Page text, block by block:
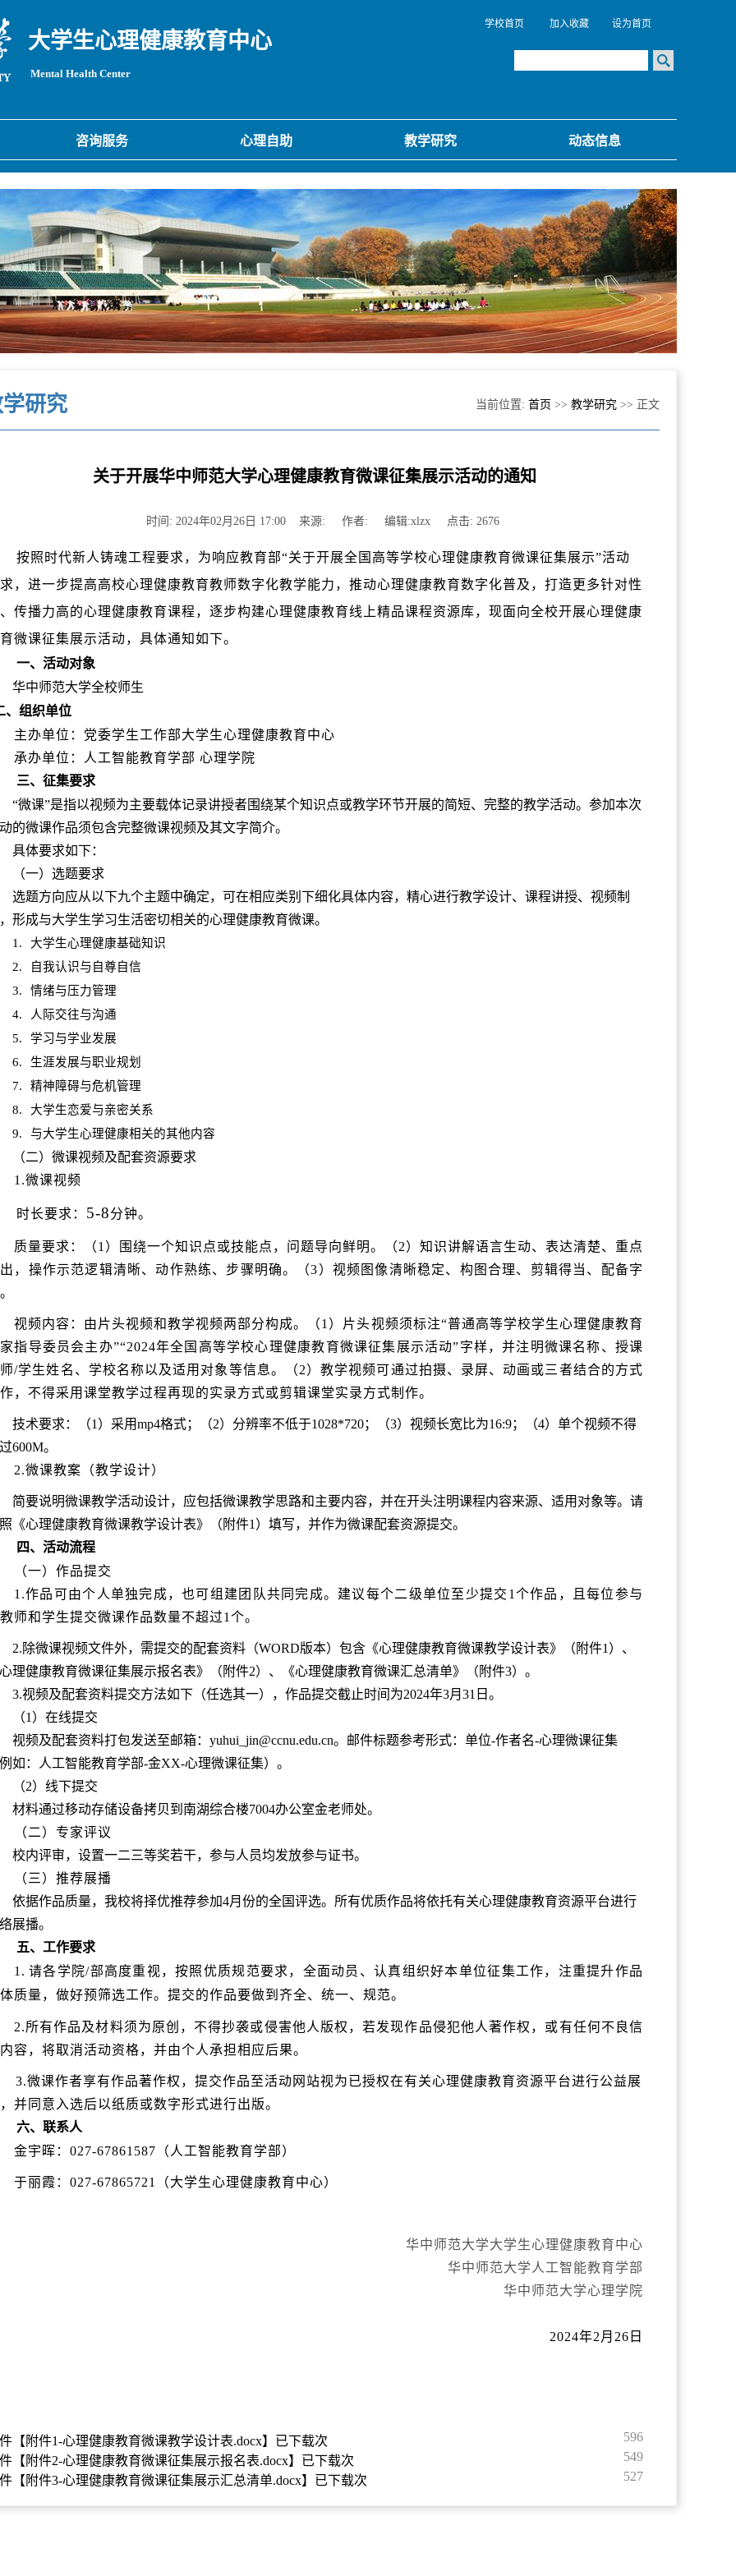
大学生心理健康教育中心
Mental Health Center
设为首页
加入收藏
学校首页
咨询服务 心理自助 教学研究 动态信息
研究 当前位置: 首页 >> 教学研究 >> 正文
关于开展华中师范大学心理健康教育微课征集展示活动的通知
时间: 2024年02月26日 17:00 来源: 作者: 编辑:xlzx 点击: 2676
按照时代新人铸魂工程要求，为响应教育部“关于开展全国高等学校心理健康教育微课征集展示”活动
，进一步提高高校心理健康教育教师数字化教学能力，推动心理健康教育数字化普及，打造更多针对性
传播力高的心理健康教育课程，逐步构建心理健康教育线上精品课程资源库，现面向全校开展心理健康
微课征集展示活动，具体通知如下。
一、活动对象
华中师范大学全校师生
、组织单位
主办单位：党委学生工作部大学生心理健康教育中心
承办单位：人工智能教育学部 心理学院
三、征集要求
“微课”是指以视频为主要载体记录讲授者围绕某个知识点或教学环节开展的简短、完整的教学活动。参加本次
的微课作品须包含完整微课视频及其文字简介。
具体要求如下：
（一）选题要求
选题方向应从以下九个主题中确定，可在相应类别下细化具体内容，精心进行教学设计、课程讲授、视频制
形成与大学生学习生活密切相关的心理健康教育微课。
1.
大学生心理健康基础知识
2.
自我认识与自尊自信
3.
情绪与压力管理
4.
人际交往与沟通
5.
学习与学业发展
6.
生涯发展与职业规划
7.
精神障碍与危机管理
8.
大学生恋爱与亲密关系
9.
与大学生心理健康相关的其他内容
（二）微课视频及配套资源要求
1.微课视频
时长要求： 5-8分钟。
质量要求：（1）围绕一个知识点或技能点，问题导向鲜明。（2）知识讲解语言生动、表达清楚、重点
，操作示范逻辑清晰、动作熟练、步骤明确。（3）视频图像清晰稳定、构图合理、剪辑得当、配备字
视频内容：由片头视频和教学视频两部分构成。（1）片头视频须标注“普通高等学校学生心理健康教育
指导委员会主办”“2024年全国高等学校心理健康教育微课征集展示活动”字样，并注明微课名称、授课
/学生姓名、学校名称以及适用对象等信息。（2）教学视频可通过拍摄、录屏、动画或三者结合的方式
，不得采用课堂教学过程再现的实录方式或剪辑课堂实录方式制作。
技术要求：（1）采用mp4格式；（2）分辨率不低于1028*720；（3）视频长宽比为16:9；（4）单个视频不得
600M。
2.微课教案（教学设计）
简要说明微课教学活动设计，应包括微课教学思路和主要内容，并在开头注明课程内容来源、适用对象等。请
《心理健康教育微课教学设计表》（附件1）填写，并作为微课配套资源提交。
四、活动流程
（一）作品提交
1.作品可由个人单独完成，也可组建团队共同完成。建议每个二级单位至少提交1个作品，且每位参与
师和学生提交微课作品数量不超过1个。
2.除微课视频文件外，需提交的配套资料（WORD版本）包含《心理健康教育微课教学设计表》（附件1）、
理健康教育微课征集展示报名表》（附件2）、《心理健康教育微课汇总清单》（附件3）。
3.视频及配套资料提交方法如下（任选其一），作品提交截止时间为2024年3月31日。
（1）在线提交
视频及配套资料打包发送至邮箱：yuhui_jin@ccnu.edu.cn。邮件标题参考形式：单位-作者名-心理微课征集
如：人工智能教育学部-金XX-心理微课征集）。
（2）线下提交
材料通过移动存储设备拷贝到南湖综合楼7004办公室金老师处。
（二）专家评议
校内评审，设置一二三等奖若干，参与人员均发放参与证书。
（三）推荐展播
依据作品质量，我校将择优推荐参加4月份的全国评选。所有优质作品将依托有关心理健康教育资源平台进行
展播。
五、工作要求
1. 请各学院/部高度重视，按照优质规范要求，全面动员、认真组织好本单位征集工作，注重提升作品
质量，做好预筛选工作。提交的作品要做到齐全、统一、规范。
2.所有作品及材料须为原创，不得抄袭或侵害他人版权，若发现作品侵犯他人著作权，或有任何不良信
容，将取消活动资格，并由个人承担相应后果。
3.微课作者享有作品著作权，提交作品至活动网站视为已授权在有关心理健康教育资源平台进行公益展
并同意入选后以纸质或数字形式进行出版。
六、联系人
金宇晖：027-67861587（人工智能教育学部）
于丽霞：027-67865721（大学生心理健康教育中心）
华中师范大学大学生心理健康教育中心
华中师范大学人工智能教育学部
华中师范大学心理学院
2024年2月26日
【 附件1-心理健康教育微课教学设计表.docx】已下载 596
次
【 附件2-心理健康教育微课征集展示报名表.docx】已下载 549
次
【 附件3-心理健康教育微课征集展示汇总清单.docx】已下载 527
次